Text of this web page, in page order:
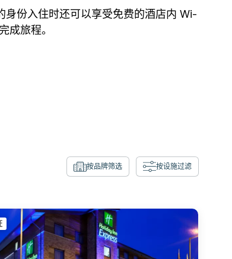
身份入住时还可以享受免费的酒店内 Wi-
成旅程。
按品牌筛选 按设施过滤